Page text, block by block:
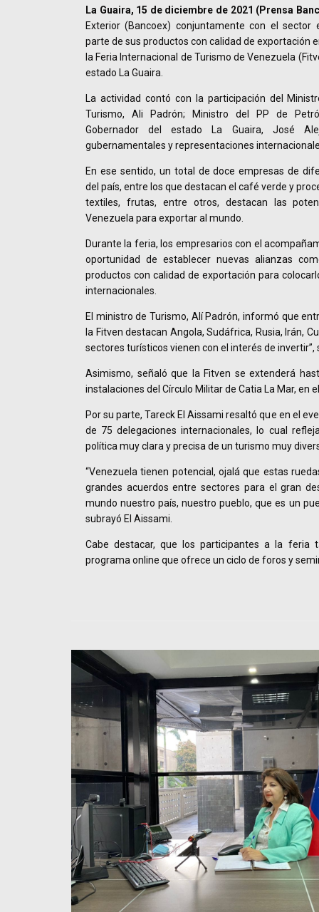
La Guaira, 15 de diciembre de 2021 (Prensa
Exterior (Bancoex) conjuntamente con el sector
parte de sus productos con calidad de exportación
la Feria Internacional de Turismo de Venezuela
estado La Guaira.
La actividad contó con la participación del
Turismo, Ali Padrón; Ministro del PP de
Gobernador del estado La Guaira, José
gubernamentales y representaciones
En ese sentido, un total de doce empresas de
del país, entre los que destacan el café verde y
textiles, frutas, entre otros, destacan las
Venezuela para exportar al mundo.
Durante la feria, los empresarios con el
oportunidad de establecer nuevas alianzas
productos con calidad de exportación para
internacionales.
El ministro de Turismo, Alí Padrón, informó que
la Fitven destacan Angola, Sudáfrica, Rusia, Irán,
sectores turísticos vienen con el interés de invertir”,
Asimismo, señaló que la Fitven se extenderá
instalaciones del Círculo Militar de Catia La Mar, en
Por su parte, Tareck El Aissami resaltó que en el
de 75 delegaciones internacionales, lo cual
política muy clara y precisa de un turismo muy
“Venezuela tienen potencial, ojalá que estas
grandes acuerdos entre sectores para el gran
mundo nuestro país, nuestro pueblo, que es un
subrayó El Aissami.
Cabe destacar, que los participantes a la feria
programa online que ofrece un ciclo de foros y